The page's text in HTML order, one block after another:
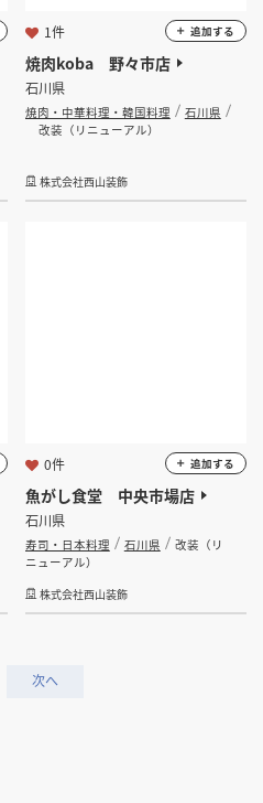
焼肉koba 野々市店
石川県
焼肉・中華料理・韓国料理
石川県
改装（リニューアル）
株式会社西山装飾
1件 追加する
魚がし食堂 中央市場店
石川県
寿司・日本料理 石川県
改装（リ
ニューアル）
株式会社西山装飾
0件 追加する